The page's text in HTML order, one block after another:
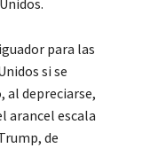
para las
si se
al depreciarse,
arancel escala
de